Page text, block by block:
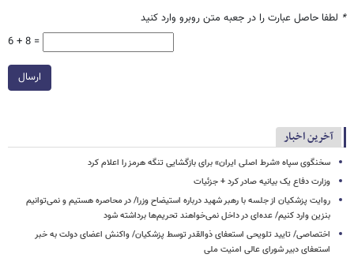
* لطفا حاصل عبارت را در جعبه متن روبرو وارد کنید
6 + 8 =
ارسال
آخرین اخبار
سخنگوی سپاه «شرط اصلی ایران» برای بازگشایی تنگه هرمز را اعلام کرد
وزارت دفاع یک بیانیه صادر کرد + جزئیات
روایت پزشکیان از جلسه با رهبر شهید درباره استیضاح وزرا/ در محاصره هستیم و نمی‌توانیم
بنزین وارد کنیم/ عده‌ای در داخل نمی‌خواهند تحریم‌ها برداشته شود
اختصاصی/ تایید تلویحی استعفای ذوالقدر توسط پزشکیان/ واکنش اعضای دولت به خبر
استعفای دبیر شورای عالی امنیت ملی